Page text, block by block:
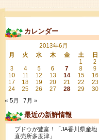
カレンダー
2013年6月
月
火 水 木 金 土
日
1
2
3
4 5 6 7 8
9
10
11 12 13 14 15
16
17
18 19 20 21 22
23
24
25 26 27 28 29
30
« 5月
7月 »
最近の新鮮情報
ブドウが豊富！「JA香川県産地
直売所多度津」